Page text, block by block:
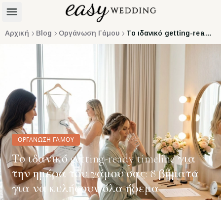
Αρχική Blog Οργάνωση Γάμου Το ιδανικό getting-ready timeline για την ημέρα του γάμου σας: 8 βήματα για να κυλήσουν όλα ήρεμα
ΟΡΓΆΝΩΣΗ ΓΆΜΟΥ
Το ιδανικό getting-ready timeline για
την ημέρα του γάμου σας: 8 βήματα
για να κυλήσουν όλα ήρεμα